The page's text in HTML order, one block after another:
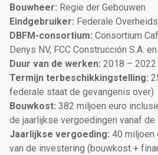
Bouwheer: Regie der Gebouwen
Eindgebruiker: Federale
DBFM-consortium: Consortium
Denys NV, FCC Construcción S.A.
Duur van de werken: 2018 – 2022
Termijn terbeschikkingstelling:
federale staat de gevangenis over)
Bouwkost: 382 miljoen euro
de jaarlijkse vergoedingen vanaf
Jaarlijkse vergoeding: 40 miljoen
van de investering (bouwkost +